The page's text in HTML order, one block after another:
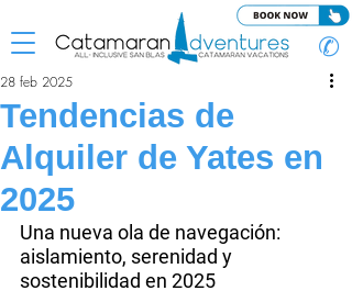
✆
Tendencias de
Alquiler de Yates en
2025
28 feb 2025
Una nueva ola de navegación:
aislamiento, serenidad y
sostenibilidad en 2025